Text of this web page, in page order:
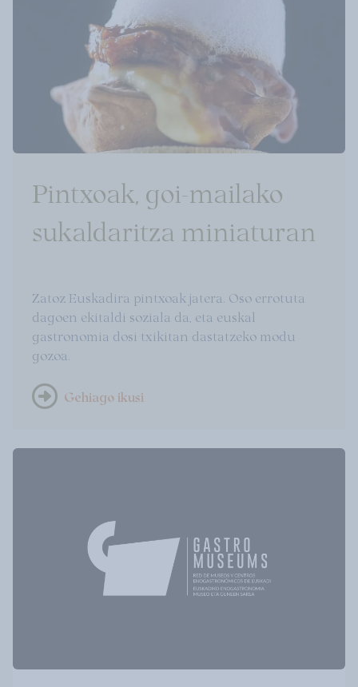
Pintxoak, goi-mailako
sukaldaritza miniaturan
Zatoz Euskadira pintxoak jatera. Oso errotuta
dagoen ekitaldi soziala da, eta euskal
gastronomia dosi txikitan dastatzeko modu
gozoa.
Gehiago ikusi